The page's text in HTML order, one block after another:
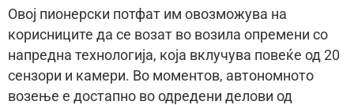
Овој пионерски потфат им овозможува на
корисниците да се возат во возила опремени со
напредна технологија, која вклучува повеќе од 20
сензори и камери. Во моментов, автономното
возење е достапно во одредени делови од